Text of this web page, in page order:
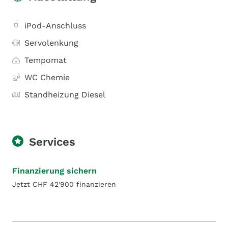
iPod-Anschluss
Servolenkung
Tempomat
WC Chemie
Standheizung Diesel
Services
Finanzierung sichern
Jetzt CHF 42'900 finanzieren